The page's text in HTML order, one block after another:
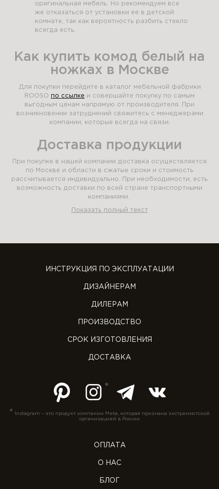
оригинальная мебель. Но рекомендуем все
же отказаться от установки ее в детской
комнате, так как вероятность разбить стекло
всегда есть.
Как купить комод белый на
ножках в Москве
Для покупки перейдите в каталог мебельной фабрики
ROOSO по ссылке и совершайте покупку по самым
выгодным ценам напрямую от производителя. При
возникновении затруднений свяжитесь с менеджерами
компании, которые всегда на связи.
Доставка продукции
При покупке в нашей компании доставка осуществляется
по Москве и области в сжатые сроки и стоимость
рассчитывается индивидуально. При необходимости, есть
возможность доставки по всей стране транспортными
компаниями.
Показать полный текст
ИНСТРУКЦИЯ ПО ЭКСПЛУАТАЦИИ
ДИЗАЙНЕРАМ
ДИЛЕРАМ
ПРОИЗВОДСТВО
СРОК ИЗГОТОВЛЕНИЯ
ДОСТАВКА
*
Instagram – это продукт компании Meta, которая признана экстремистской
организацией в России
ОПЛАТА
О НАС
БЛОГ